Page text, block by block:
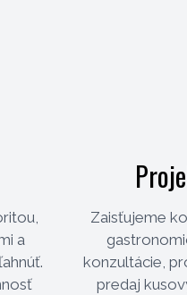
a
Zaisťujeme
konzultácie,
predaj